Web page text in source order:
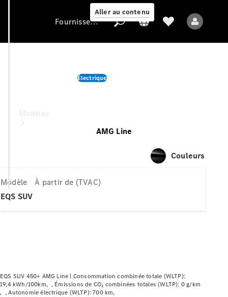
Aller au contenu
Tous les modèles
Berline
Fournisseur / Protection des données
Électrique
AMG Line
Couleurs
Modèle
EQS SUV
À partir de (TVAC)
EQS SUV 450+ AMG Line | Consommation combinée totale (WLTP):
19,4 kWh/100km
Émissions de CO₂ combinées totales (WLTP): 0 g/km
Autonomie électrique (WLTP): 700 km